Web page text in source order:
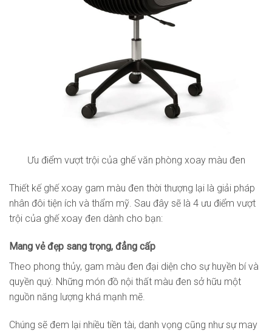
Ưu điểm vượt trội của ghế văn phòng xoay màu đen
Thiết kế ghế xoay gam màu đen thời thượng lại là giải pháp
nhân đôi tiện ích và thẩm mỹ. Sau đây sẽ là 4 ưu điểm vượt
trội của ghế xoay đen dành cho bạn:
Mang vẻ đẹp sang trọng, đẳng cấp
Theo phong thủy, gam màu đen đại diện cho sự huyền bí và
quyền quý. Những món đồ nội thất màu đen sở hữu một
nguồn năng lượng khá mạnh mẽ.
Chúng sẽ đem lại nhiều tiền tài, danh vọng cũng như sự may